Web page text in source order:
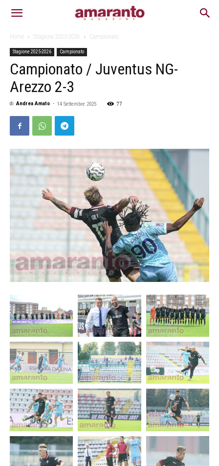
Home Stagione 2025-2026 Campionato
Stagione 2025-2026 Campionato
Campionato / Juventus NG-
Arezzo 2-3
di Andrea Amato - 14 Settembre 2025 77